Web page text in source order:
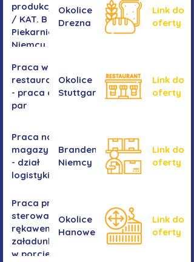
produkcji
/ KAT. B -
Piekarnia
Niemcy
Okolice
Drezna
Link do
oferty
Praca w
restauracji
- praca dla
par
Okolice
Stuttgartu
Link do
oferty
Praca na
magazynie
- dział
logistyki
Brandenburgia,
Niemcy
Link do
oferty
Praca przy
sterowaniu
rękawem
załadunkowym
w porcie
Okolice
Hanower
Link do
oferty